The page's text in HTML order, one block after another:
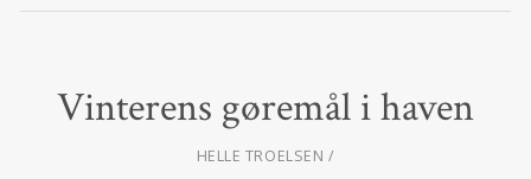
Vinterens gøremål i haven
HELLE TROELSEN